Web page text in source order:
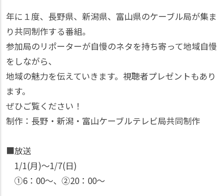
年に１度、長野県、新潟県、富山県のケーブル局が集ま
り共同制作する番組。
参加局のリポーターが自慢のネタを持ち寄って地域自慢
をしながら、
地域の魅力を伝えていきます。視聴者プレゼントもあり
ます。
ぜひご覧ください！
制作：長野・新潟・富山ケーブルテレビ局共同制作
■放送
1/1(月)〜1/7(日)
①6：00〜、②20：00〜